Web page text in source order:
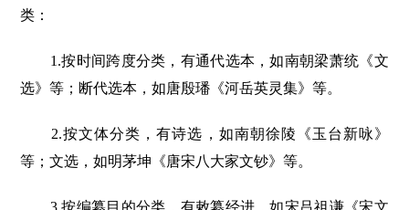
类：
1.按时间跨度分类，有通代选本，如南朝梁萧统《文
选》等；断代选本，如唐殷璠《河岳英灵集》等。
2.按文体分类，有诗选，如南朝徐陵《玉台新咏》
等；文选，如明茅坤《唐宋八大家文钞》等。
3.按编纂目的分类，有敕纂经进，如宋吕祖谦《宋文